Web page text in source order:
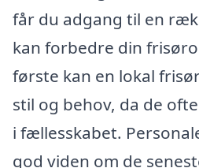
får du adgang til en
kan forbedre din
første kan en lokal
stil og behov, da de
i fællesskabet.
god viden om de